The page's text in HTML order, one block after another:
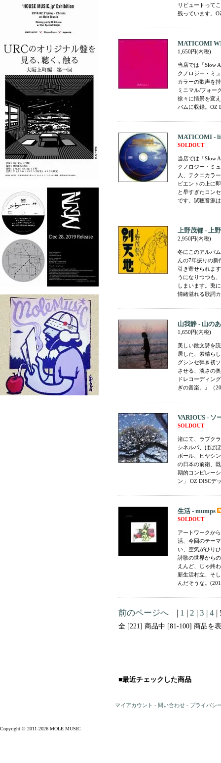
リビュートって
残っています。
MATICOMI
1,650円(内税)
当店では「Slow
クノロジー・ミ
カラーの歌声を
ミニマル/フォー
徐々に情景を変
バムに収録。OZ
MATICOMI -
SOLDOUT
当店では「Slow
クノロジー・ミ
人、テクニカラ
ビエントの上に
と早すぎたコン
です。試聴音源
上野茂都 - 上
2,950円(内税)
冬にこのアルバ
んの7年振りの新
引き寄せられま
うになりつつも
しまいます。兎
情緒溢れる歌詞
山我静 - 山の
1,650円(内税)
美しい散文詩を
居した、素晴ら
グシンセ弾き初
させる、淡さの
ドレコーディン
ぎの音楽。』（
VARIOUS - ソ
SOLDOUT
渚にて、ラブク
シネルパ、ぱぱ
ボール、ヒヤシ
の日本の前衛、
期的コンピレー
ン」 OZ DISCデ
生活 - mumps
SOLDOUT
アートワークか
活、今回のテー
い、空気がひり
詩歌の世界から
えんど、じゃ終
新生活村立、そ
んだそうな。
前のページへ | 1 | 2 | 3 | 4 |
全 [221] 商品中 [81-100] 商品を
■最近チェックした商品
マイアカウント - 問い合わせ - プライバシ
Copyright © 2011-2026 MOLE MUSIC